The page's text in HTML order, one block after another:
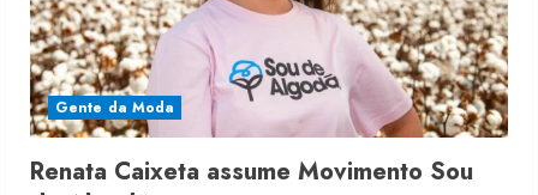
Gente da Moda
Renata Caixeta assume Movimento Sou